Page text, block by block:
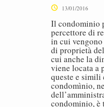
13/01/2016
Il condominio
percettore di
in cui
di proprietà
cui anche la
viene locata a
queste e simili
condomìnio,
condominio, è